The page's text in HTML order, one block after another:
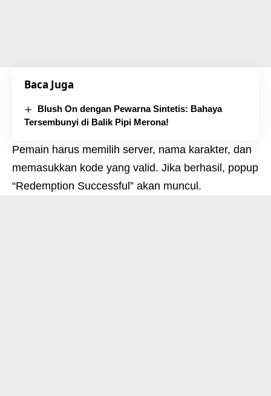
Baca Juga
Blush On dengan Pewarna Sintetis: Bahaya
Tersembunyi di Balik Pipi Merona!
Pemain harus memilih server, nama karakter, dan
memasukkan kode yang valid. Jika berhasil, popup
“Redemption Successful” akan muncul.